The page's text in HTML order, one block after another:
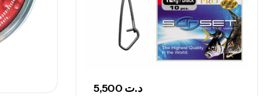
Sunset Secret Cove 420 Cm 100
G
د.ت